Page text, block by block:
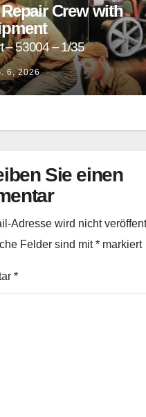
Crew with
– 53004 – 1/35
6, 2026
Sie einen
Adresse wird nicht
Felder sind mit* markiert
*